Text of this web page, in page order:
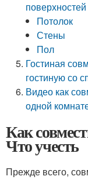
поверхностей
Потолок
Стены
Пол
Гостиная
гостиную со
Видео как
одной
Как
Что учесть
Прежде всего,